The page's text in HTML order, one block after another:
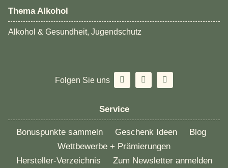
Thema Alkohol
Alkohol & Gesundheit, Jugendschutz
Folgen Sie uns
Service
Bonuspunkte sammeln Geschenk Ideen
Blog
Wettbewerbe + Prämierungen
Hersteller-Verzeichnis
Zum Newsletter anmelden